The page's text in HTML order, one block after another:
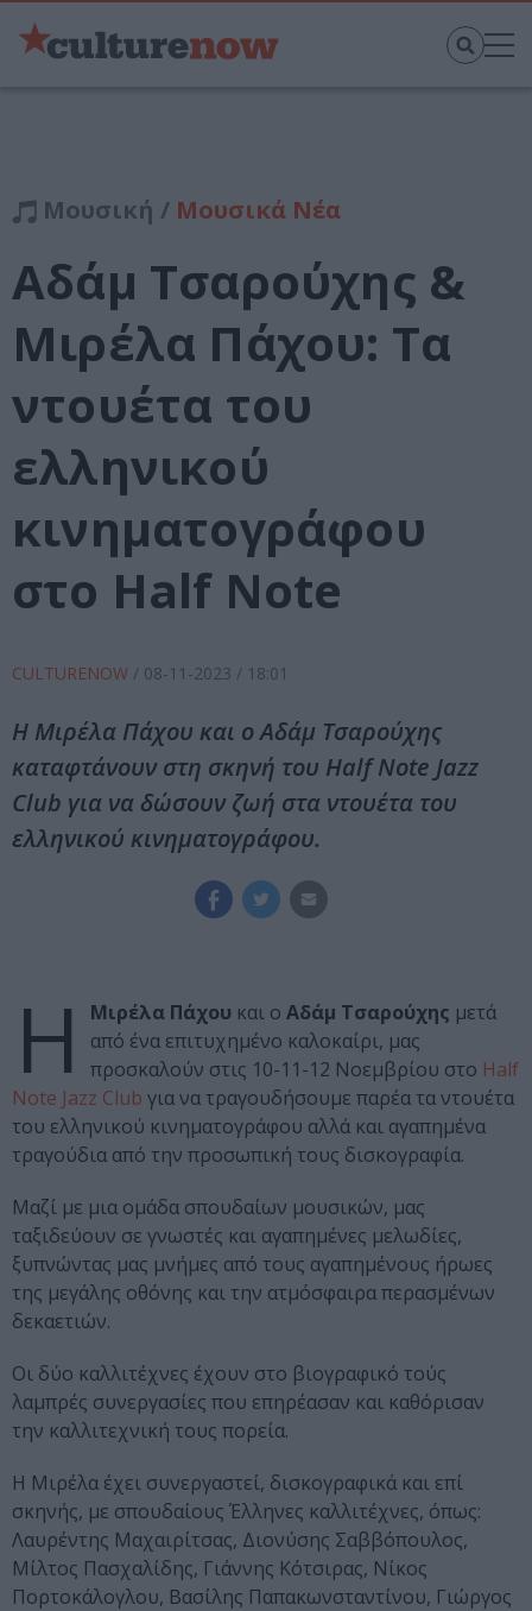
Μουσική / Μουσικά Νέα
Αδάμ Τσαρούχης &
Μιρέλα Πάχου: Τα
ντουέτα του
ελληνικού
κινηματογράφου
στο Half Note
CULTURENOW / 08-11-2023 / 18:01
Η Μιρέλα Πάχου και ο Αδάμ Τσαρούχης
καταφτάνουν στη σκηνή του Half Note Jazz
Club για να δώσουν ζωή στα ντουέτα του
ελληνικού κινηματογράφου.
Η Μιρέλα Πάχου και ο Αδάμ Τσαρούχης μετά
από ένα επιτυχημένο καλοκαίρι, μας
προσκαλούν στις 10-11-12 Νοεμβρίου στο Half
Note Jazz Club για να τραγουδήσουμε παρέα τα ντουέτα
του ελληνικού κινηματογράφου αλλά και αγαπημένα
τραγούδια από την προσωπική τους δισκογραφία.
Μαζί με μια ομάδα σπουδαίων μουσικών, μας
ταξιδεύουν σε γνωστές και αγαπημένες μελωδίες,
ξυπνώντας μας μνήμες από τους αγαπημένους ήρωες
της μεγάλης οθόνης και την ατμόσφαιρα περασμένων
δεκαετιών.
Οι δύο καλλιτέχνες έχουν στο βιογραφικό τούς
λαμπρές συνεργασίες που επηρέασαν και καθόρισαν
την καλλιτεχνική τους πορεία.
Η Μιρέλα έχει συνεργαστεί, δισκογραφικά και επί
σκηνής, με σπουδαίους Έλληνες καλλιτέχνες, όπως:
Λαυρέντης Μαχαιρίτσας, Διονύσης Σαββόπουλος,
Μίλτος Πασχαλίδης, Γιάννης Κότσιρας, Νίκος
Πορτοκάλογλου, Βασίλης Παπακωνσταντίνου, Γιώργος